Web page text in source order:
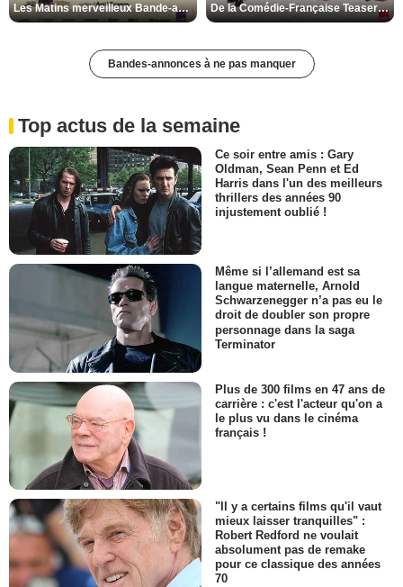
Les Matins merveilleux Bande-annonce VF De la Comédie-Française Teaser VF
Bandes-annonces à ne pas manquer
Top actus de la semaine
Ce soir entre amis : Gary
Oldman, Sean Penn et Ed
Harris dans l'un des meilleurs
thrillers des années 90
injustement oublié !
Même si l’allemand est sa
langue maternelle, Arnold
Schwarzenegger n’a pas eu le
droit de doubler son propre
personnage dans la saga
Terminator
Plus de 300 films en 47 ans de
carrière : c'est l'acteur qu'on a
le plus vu dans le cinéma
français !
"Il y a certains films qu'il vaut
mieux laisser tranquilles" :
Robert Redford ne voulait
absolument pas de remake
pour ce classique des années
70